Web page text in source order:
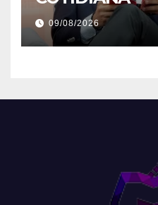
09/08/2026